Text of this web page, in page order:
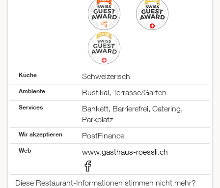
08:00–00:00
08:00–00:00
10:00–22:00
Küche Schweizerisch
Ambiente Rustikal, Terrasse/Garten
Services
Bankett, Barrierefrei, Catering,
Parkplatz
Wir akzeptieren PostFinance
Web www.gasthaus-roessli.ch
Diese Restaurant-Informationen stimmen nicht mehr?